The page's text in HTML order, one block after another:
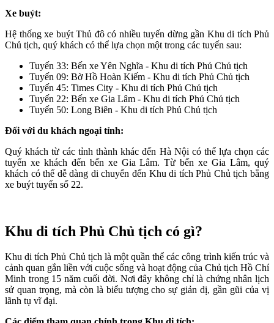
Xe buýt:
Hệ thống xe buýt Thủ đô có nhiều tuyến dừng gần Khu di tích Phủ
Chủ tịch, quý khách có thể lựa chọn một trong các tuyến sau:
Tuyến 33: Bến xe Yên Nghĩa - Khu di tích Phủ Chủ tịch
Tuyến 09: Bờ Hồ Hoàn Kiếm - Khu di tích Phủ Chủ tịch
Tuyến 45: Times City - Khu di tích Phủ Chủ tịch
Tuyến 22: Bến xe Gia Lâm - Khu di tích Phủ Chủ tịch
Tuyến 50: Long Biên - Khu di tích Phủ Chủ tịch
Đối với du khách ngoại tỉnh:
Quý khách từ các tỉnh thành khác đến Hà Nội có thể lựa chọn các
tuyến xe khách đến bến xe Gia Lâm. Từ bến xe Gia Lâm, quý
khách có thể dễ dàng di chuyển đến Khu di tích Phủ Chủ tịch bằng
xe buýt tuyến số 22.
Khu di tích Phủ Chủ tịch có gì?
Khu di tích Phủ Chủ tịch là một quần thể các công trình kiến trúc và
cảnh quan gắn liền với cuộc sống và hoạt động của Chủ tịch Hồ Chí
Minh trong 15 năm cuối đời. Nơi đây không chỉ là chứng nhân lịch
sử quan trọng, mà còn là biểu tượng cho sự giản dị, gần gũi của vị
lãnh tụ vĩ đại.